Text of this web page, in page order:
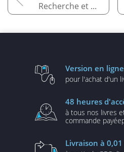
Recherche et collecte d'informations
Version en ligne
pour l'achat d'un
48 heures
à tous nos livres
commande payée
Livraison à